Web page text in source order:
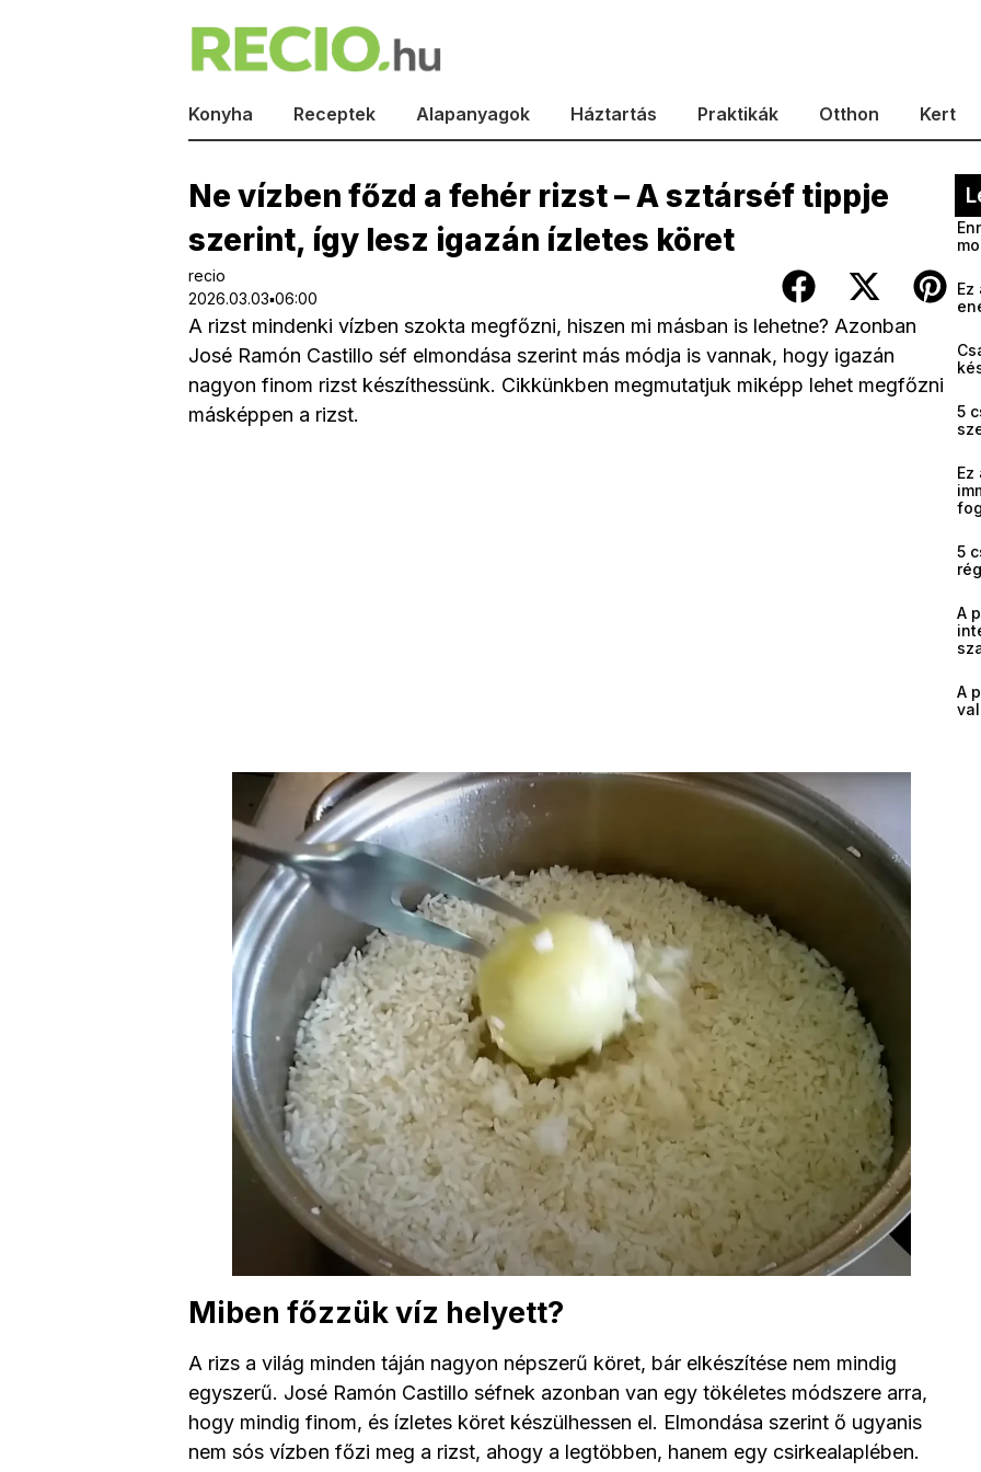
Konyha Receptek Alapanyagok Háztartás Praktikák Otthon Kert
Ne vízben főzd a fehér rizst – A sztárséf tippje
szerint, így lesz igazán ízletes köret
recio
2026.03.03▪06:00
A rizst mindenki vízben szokta megfőzni, hiszen mi másban is lehetne? Azonban
José Ramón Castillo séf elmondása szerint más módja is vannak, hogy igazán
nagyon finom rizst készíthessünk. Cikkünkben megmutatjuk miképp lehet megfőzni
másképpen a rizst.
Miben főzzük víz helyett?
A rizs a világ minden táján nagyon népszerű köret, bár elkészítése nem mindig
egyszerű. José Ramón Castillo séfnek azonban van egy tökéletes módszere arra,
hogy mindig finom, és ízletes köret készülhessen el. Elmondása szerint ő ugyanis
nem sós vízben főzi meg a rizst, ahogy a legtöbben, hanem egy csirkealaplében.
5
5
A
A